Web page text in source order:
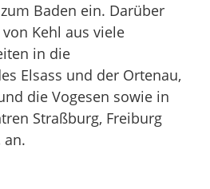
Baden ein. Darüber
Kehl aus viele
in die
Elsass und der Ortenau,
die Vogesen sowie in
Straßburg, Freiburg
an.